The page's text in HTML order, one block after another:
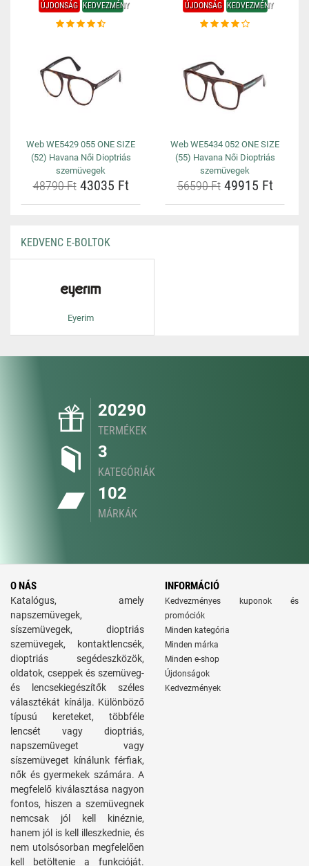
ÚJDONSÁG KEDVEZMÉNY
Web WE5429 055 ONE SIZE
(52) Havana Női Dioptriás
szemüvegek
48790 Ft43035 Ft
ÚJDONSÁG KEDVEZMÉNY
Web WE5434 052 ONE SIZE
(55) Havana Női Dioptriás
szemüvegek
56590 Ft49915 Ft
KEDVENC E-BOLTOK
Eyerim
20290
TERMÉKEK
3
KATEGÓRIÁK
102
MÁRKÁK
O NÁS
Katalógus, amely
napszemüvegek,
síszemüvegek, dioptriás
szemüvegek, kontaktlencsék,
dioptriás segédeszközök,
oldatok, cseppek és szemüveg-
és lencsekiegészítők széles
választékát kínálja. Különböző
típusú kereteket, többféle
lencsét vagy dioptriás,
napszemüveget vagy
síszemüveget kínálunk férfiak,
nők és gyermekek számára. A
megfelelő kiválasztása nagyon
fontos, hiszen a szemüvegnek
nemcsak jól kell kinéznie,
hanem jól is kell illeszkednie, és
nem utolsósorban megfelelően
kell betöltenie a funkcióját.
INFORMÁCIÓ
Kedvezményes kuponok és
promóciók
Minden kategória
Minden márka
Minden e-shop
Újdonságok
Kedvezmények